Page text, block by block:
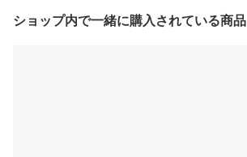
ショップ内で一緒に購入されている商品